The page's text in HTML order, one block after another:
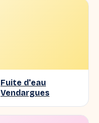
Fuite d'eau
Vendargues